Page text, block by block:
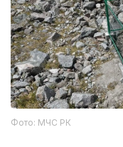
Фото: МЧС РК